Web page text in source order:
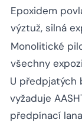
Epoxidem
výztuž, silná
Monolitické
všechny
U předpjatých
vyžaduje
předpínací